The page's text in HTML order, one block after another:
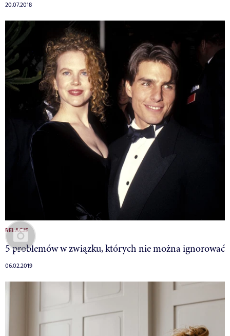
20.07.2018
RELACJE
5 problemów w związku, których nie można ignorować
06.02.2019